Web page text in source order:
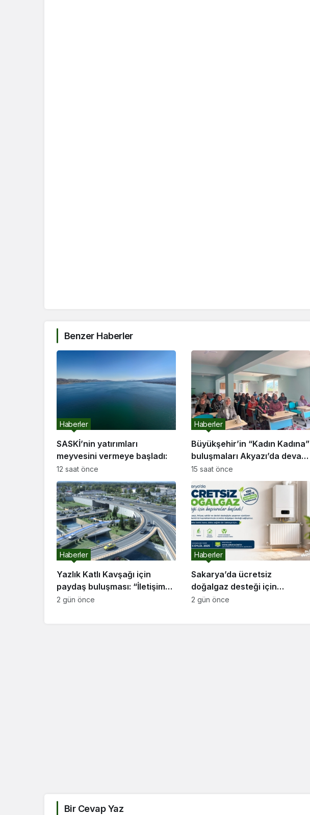
Benzer Haberler
SASKİ’nin yatırımları
meyvesini vermeye başladı:
Haberler
12 saat önce
Büyükşehir’in “Kadın Kadına”
buluşmaları Akyazı’da devam
etti
Haberler
15 saat önce
Yazlık Katlı Kavşağı için
paydaş buluşması: “İletişim
kanallarımız hep açık olacak”
Haberler
2 gün önce
Sakarya’da ücretsiz
doğalgaz desteği için
başvurular başladı
Haberler
2 gün önce
Bir Cevap Yaz